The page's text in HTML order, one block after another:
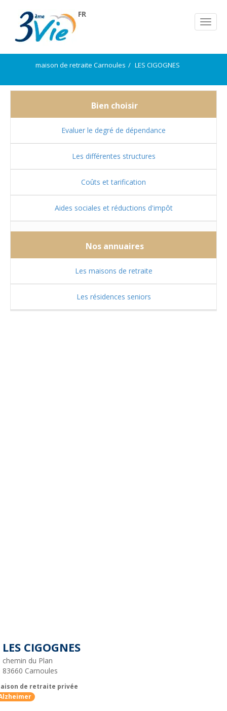
FR
maison de retraite Carnoules LES CIGOGNES
Bien choisir
Evaluer le degré de dépendance
Les différentes structures
Coûts et tarification
Aides sociales et réductions d'impôt
Nos annuaires
Les maisons de retraite
Les résidences seniors
LES CIGOGNES
chemin du Plan
83660 Carnoules
de retraite privée